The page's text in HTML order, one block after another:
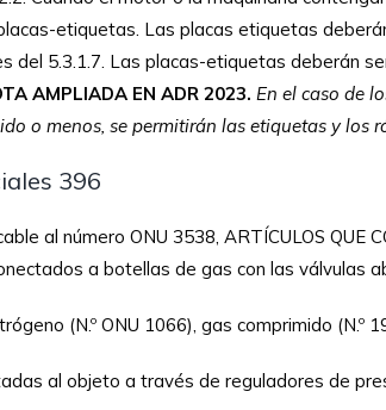
etiquetas. Las placas etiquetas
del 5.3.1.7. Las placas-etiquetas deberán
AMPLIADA EN ADR 2023. En el caso de
o menos, se permitirán las etiquetas y los
396
al número ONU 3538, ARTÍCULOS QUE
a botellas de gas con las válvulas
(N.º ONU 1066), gas comprimido (N.º
al objeto a través de reguladores de